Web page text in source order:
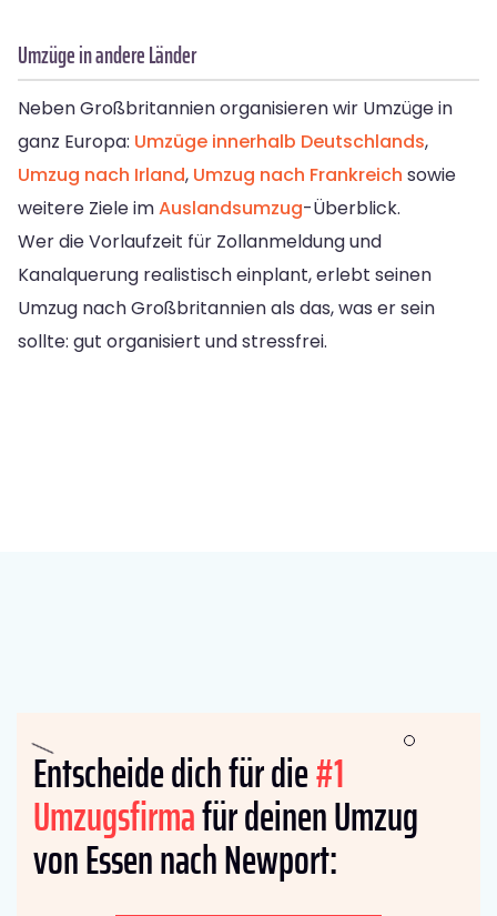
Umzüge in andere Länder
Neben Großbritannien organisieren wir Umzüge in
ganz Europa: Umzüge innerhalb Deutschlands,
Umzug nach Irland, Umzug nach Frankreich sowie
weitere Ziele imAuslandsumzug-Überblick.
Wer die Vorlaufzeit für Zollanmeldung und
Kanalquerung realistisch einplant, erlebt seinen
Umzug nach Großbritannien als das, was er sein
sollte: gut organisiert und stressfrei.
Entscheide dich für die#1
Umzugsfirmafür deinen Umzug
von Essen nach Newport: